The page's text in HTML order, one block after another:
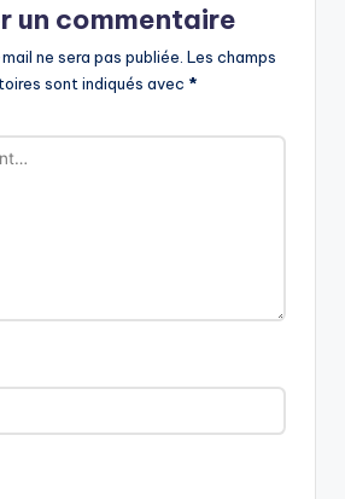
un commentaire
ne sera pas publiée. Les champs
sont indiqués avec *